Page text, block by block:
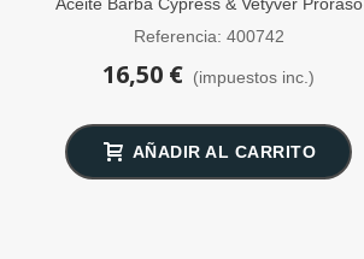
30ml
Referencia: 400742
16,50 € (impuestos inc.)
AÑADIR AL CARRITO